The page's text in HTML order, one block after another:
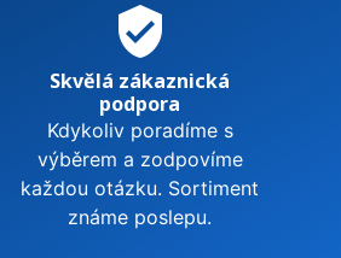
verified_user
Skvělá zákaznická
podpora
Kdykoliv poradíme s
výběrem a zodpovíme
každou otázku. Sortiment
známe poslepu.